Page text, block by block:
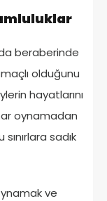
beraberinde
olduğunu
hayatlarını
oynamadan
sadık
ve